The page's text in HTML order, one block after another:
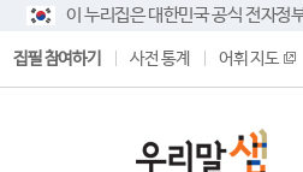
이 누리집은 대한민국 공식 전자정
집필 참여하기 사전 통계 어휘 지도